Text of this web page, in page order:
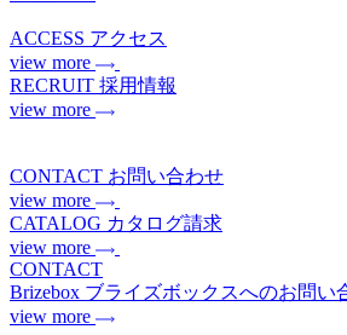
ACCESS アクセス
view more
RECRUIT 採用情報
view more
CONTACT お問い合わせ
view more
CATALOG カタログ請求
view more
CONTACT
Brizebox ブライズボックスへのお問い
view more